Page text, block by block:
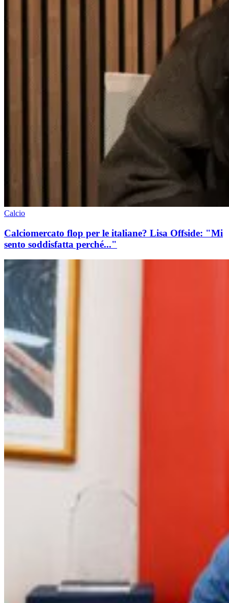
Calcio
Calciomercato flop per le italiane? Lisa Offside: "Mi
sento soddisfatta perché..."